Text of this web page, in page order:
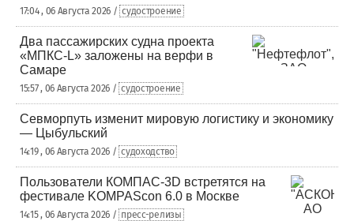
17:04 , 06 Августа 2026 / судостроение
Два пассажирских судна проекта
«МПКС-L» заложены на верфи в
Самаре
15:57 , 06 Августа 2026 / судостроение
Севморпуть изменит мировую логистику и экономику
— Цыбульский
14:19 , 06 Августа 2026 / судоходство
Пользователи КОМПАС-3D встретятся на
фестивале KOMPAScon 6.0 в Москве
14:15 , 06 Августа 2026 / пресс-релизы